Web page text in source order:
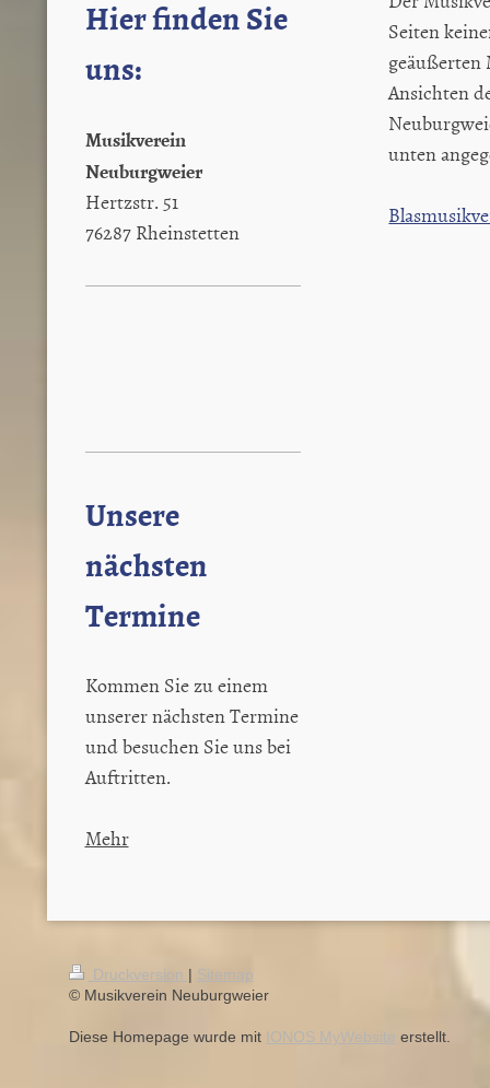
Seiten
Ansichten
unten
Hier finden Sie
uns:
Musikverein
Neuburgweier
Hertzstr. 51
76287 Rheinstetten
Unsere
nächsten
Termine
Kommen Sie zu einem
unserer nächsten Termine
und besuchen Sie uns bei
Auftritten.
Mehr
Druckversion | Sitemap
© Musikverein Neuburgweier
Diese Homepage wurde mit IONOS MyWebsite erstellt.